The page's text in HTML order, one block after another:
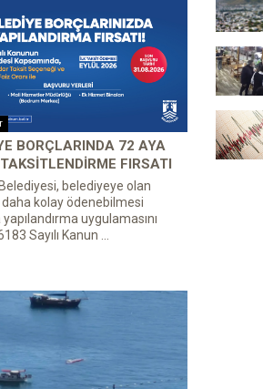
BORÇLARINDA 72 AYA
FIRSATI
belediyeye olan
daha kolay ödenebilmesi
uygulamasını
Sayılı Kanun ...